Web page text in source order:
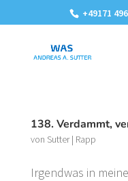
+49171
138. Verdammt,
von Sutter| Rapp
Irgendwas in